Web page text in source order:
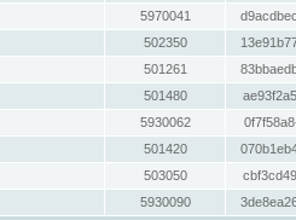
5970041
502350
501261
501480
5930062
501420
503050
5930090